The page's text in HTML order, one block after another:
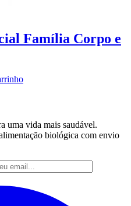
Família Corpo e
uma vida mais saudável.
biológica com envio